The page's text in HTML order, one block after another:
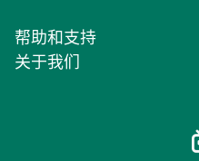
帮助和支持
关于我们